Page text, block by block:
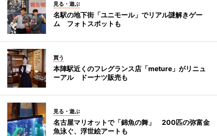
見る・遊ぶ
名駅の地下街「ユニモール」でリアル謎解きゲー
ム フォトスポットも
買う
本陣駅近くのフレグランス店「meture」がリニュ
ーアル ドーナツ販売も
見る・遊ぶ
名古屋マリオットで「錦魚の舞」 200匹の弥富金
魚泳ぐ、浮世絵アートも